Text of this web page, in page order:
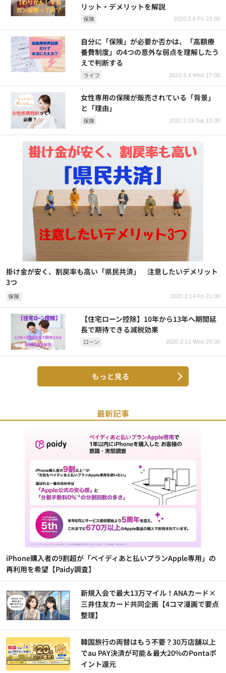
保険 2020.3.6 Fri 23:00
リット・デメリットを解説
ライフ 2020.3.4 Wed 17:00
自分に「保険」が必要か否かは、「高額療
養費制度」の4つの意外な弱点を理解したう
えで判断する
保険 2020.2.15 Sat 13:00
女性専用の保険が販売されている「背景」
と「理由」
保険 2020.2.14 Fri 21:00
掛け金が安く、割戻率も高い「県民共済」 注意したいデメリット
3つ
ローン 2020.2.12 Wed 20:00
【住宅ローン控除】10年から13年へ期間延
長で期待できる減税効果
もっと見る
最新記事
iPhone購入者の9割超が「ペイディあと払いプランApple専用」の
再利用を希望【Paidy調査】
新規入会で最大13万マイル！ANAカード×
三井住友カード共同企画【4コマ漫画で要点
整理】
韓国旅行の両替はもう不要？30万店舗以上
でau PAY決済が可能＆最大20%のPontaポ
イント還元